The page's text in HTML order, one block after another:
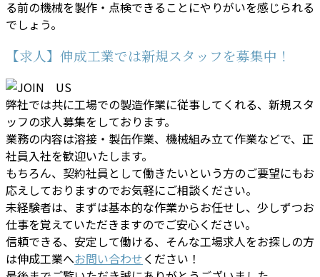
る前の機械を製作・点検できることにやりがいを感じられる
でしょう。
【求人】伸成工業では新規スタッフを募集中！
弊社では共に工場での製造作業に従事してくれる、新規スタ
ッフの求人募集をしております。
業務の内容は溶接・製缶作業、機械組み立て作業などで、正
社員入社を歓迎いたします。
もちろん、契約社員として働きたいという方のご要望にもお
応えしておりますのでお気軽にご相談ください。
未経験者は、まずは基本的な作業からお任せし、少しずつお
仕事を覚えていただきますのでご安心ください。
信頼できる、安定して働ける、そんな工場求人をお探しの方
は伸成工業へお問い合わせください！